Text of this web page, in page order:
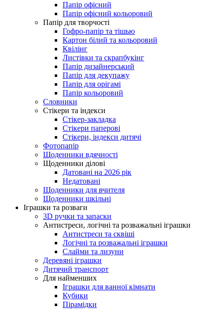
Папір офісний
Папір офісний кольоровий
Папір для творчості
Гофро-папір та тішью
Картон білий та кольоровий
Квілінг
Листівки та скрапбукінг
Папір дизайнерський
Папір для декупажу
Папір для орігамі
Папір кольоровий
Словники
Стікери та індекси
Стікер-закладка
Стікери паперові
Стікери, індекси дитячі
Фотопапір
Щоденники вдячності
Щоденники ділові
Датовані на 2026 рік
Недатовані
Щоденники для вчителя
Щоденники шкільні
Іграшки та розваги
3D ручки та запаски
Антистреси, логічні та розважальні іграшки
Антистреси та сквіші
Логічні та розважальні іграшки
Слайми та лизуни
Деревяні іграшки
Дитячий транспорт
Для найменших
Іграшки для ванної кімнати
Кубики
Пірамідки